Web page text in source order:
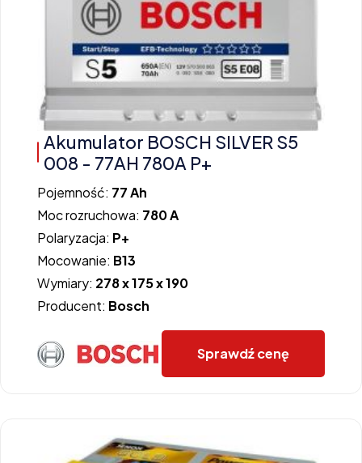
Akumulator BOSCH SILVER S5
008 - 77AH 780A P+
Pojemność: 77 Ah
Moc rozruchowa: 780 A
Polaryzacja: P+
Mocowanie: B13
Wymiary: 278 x 175 x 190
Producent: Bosch
Sprawdź cenę